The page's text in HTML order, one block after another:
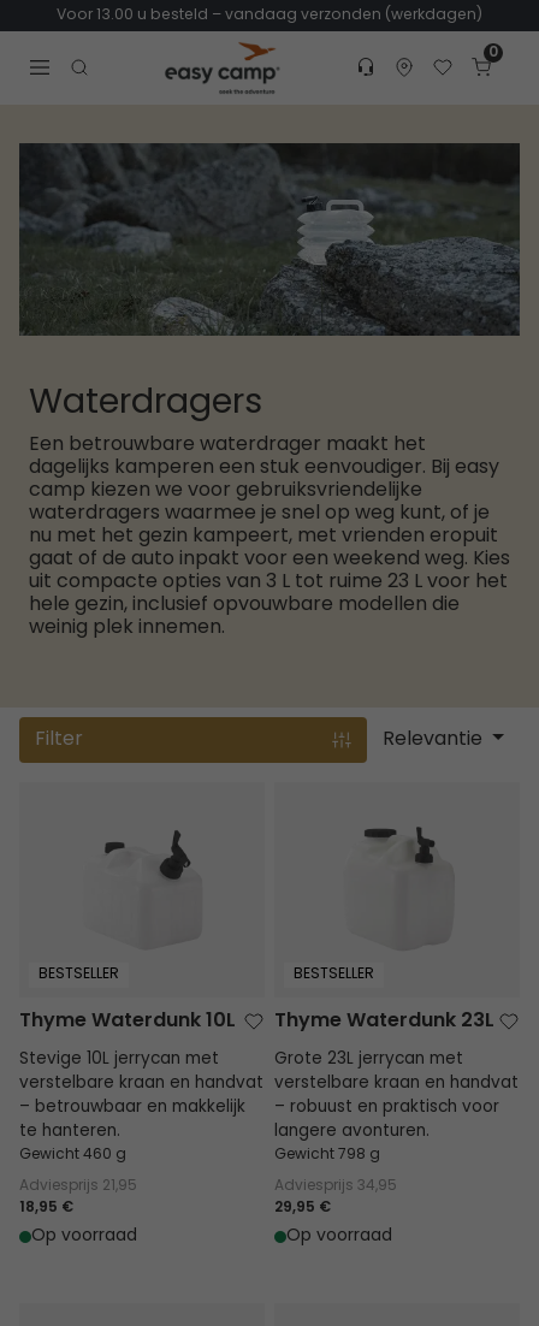
Voor 13.00 u besteld – vandaag verzonden (werkdagen)
Open search modal
Customer service
Find dealer
Favorites
Cart
0
Waterdragers
Een betrouwbare waterdrager maakt het
dagelijks kamperen een stuk eenvoudiger. Bij easy
camp kiezen we voor gebruiksvriendelijke
waterdragers waarmee je snel op weg kunt, of je
nu met het gezin kampeert, met vrienden eropuit
gaat of de auto inpakt voor een weekend weg. Kies
uit compacte opties van 3 L tot ruime 23 L voor het
hele gezin, inclusief opvouwbare modellen die
weinig plek innemen.
Filter Relevantie
BESTSELLER
Thyme Waterdunk 10L
Stevige 10L jerrycan met
verstelbare kraan en handvat
– betrouwbaar en makkelijk
te hanteren.
Gewicht 460 g
Adviesprijs 21,95
18,95 €
Op voorraad
BESTSELLER
Thyme Waterdunk 23L
Grote 23L jerrycan met
verstelbare kraan en handvat
– robuust en praktisch voor
langere avonturen.
Gewicht 798 g
Adviesprijs 34,95
29,95 €
Op voorraad